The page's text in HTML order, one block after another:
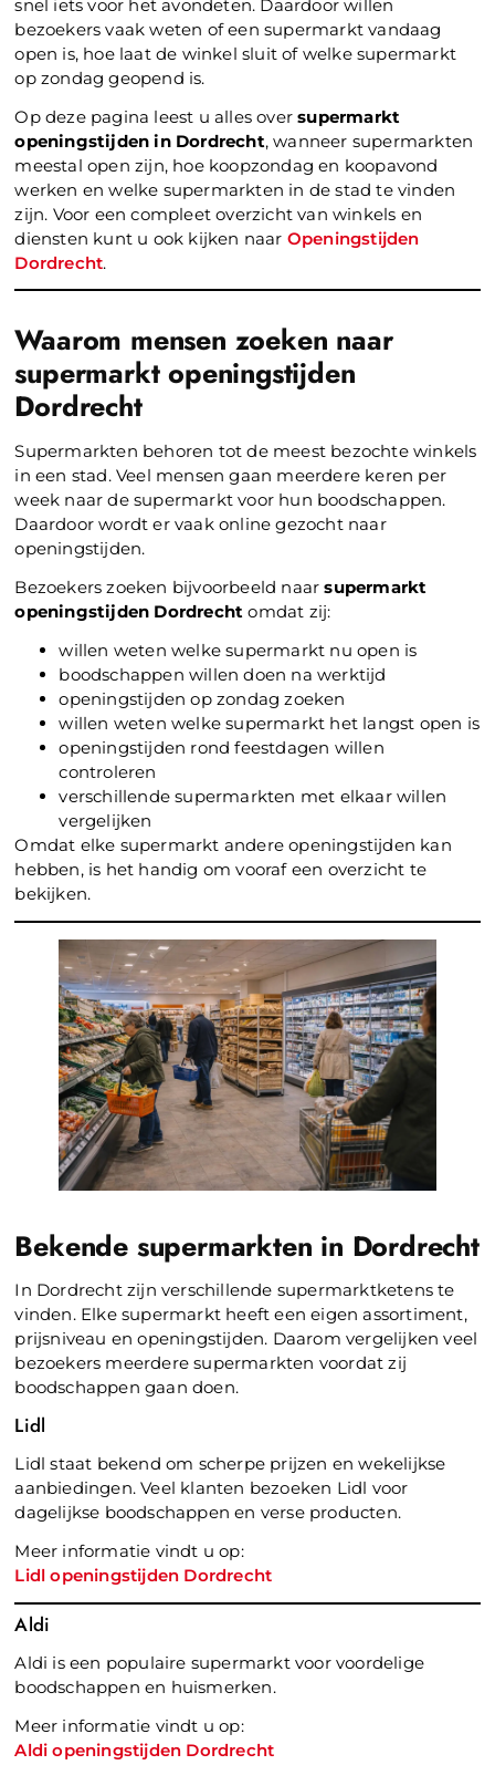
snel iets voor het avondeten. Daardoor willen
bezoekers vaak weten of een supermarkt vandaag
open is, hoe laat de winkel sluit of welke supermarkt
op zondag geopend is.
Op deze pagina leest u alles oversupermarkt
openingstijden in Dordrecht, wanneer supermarkten
meestal open zijn, hoe koopzondag en koopavond
werken en welke supermarkten in de stad te vinden
zijn. Voor een compleet overzicht van winkels en
diensten kunt u ook kijken naar Openingstijden
Dordrecht.
Waarom mensen zoeken naar
supermarkt openingstijden
Dordrecht
Supermarkten behoren tot de meest bezochte winkels
in een stad. Veel mensen gaan meerdere keren per
week naar de supermarkt voor hun boodschappen.
Daardoor wordt er vaak online gezocht naar
openingstijden.
Bezoekers zoeken bijvoorbeeld naarsupermarkt
openingstijden Dordrecht omdat zij:
willen weten welke supermarkt nu open is
boodschappen willen doen na werktijd
openingstijden op zondag zoeken
willen weten welke supermarkt het langst open is
openingstijden rond feestdagen willen
controleren
verschillende supermarkten met elkaar willen
vergelijken
Omdat elke supermarkt andere openingstijden kan
hebben, is het handig om vooraf een overzicht te
bekijken.
Bekende supermarkten in Dordrecht
In Dordrecht zijn verschillende supermarktketens te
vinden. Elke supermarkt heeft een eigen assortiment,
prijsniveau en openingstijden. Daarom vergelijken veel
bezoekers meerdere supermarkten voordat zij
boodschappen gaan doen.
Lidl
Lidl staat bekend om scherpe prijzen en wekelijkse
aanbiedingen. Veel klanten bezoeken Lidl voor
dagelijkse boodschappen en verse producten.
Meer informatie vindt u op:
Lidl openingstijden Dordrecht
Aldi
Aldi is een populaire supermarkt voor voordelige
boodschappen en huismerken.
Meer informatie vindt u op:
Aldi openingstijden Dordrecht